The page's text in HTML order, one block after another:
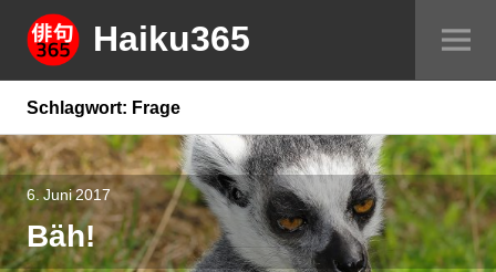
Springe
zum
Inhalt
Haiku365
Schlagwort: Frage
6. Juni 2017
Bäh!